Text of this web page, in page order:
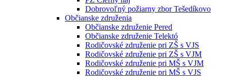
Dobrovoľný požiarny zbor Tešedíkovo
Občianske združenia
Občianske združenie Pered
Občianske združenie Telektó
Rodičovské združenie pri ZŠ s VJS
Rodičovské združenie pri ZŠ s VJM
Rodičovské združenie pri MŠ s VJM
Rodičovské združenie pri MŠ s VJS